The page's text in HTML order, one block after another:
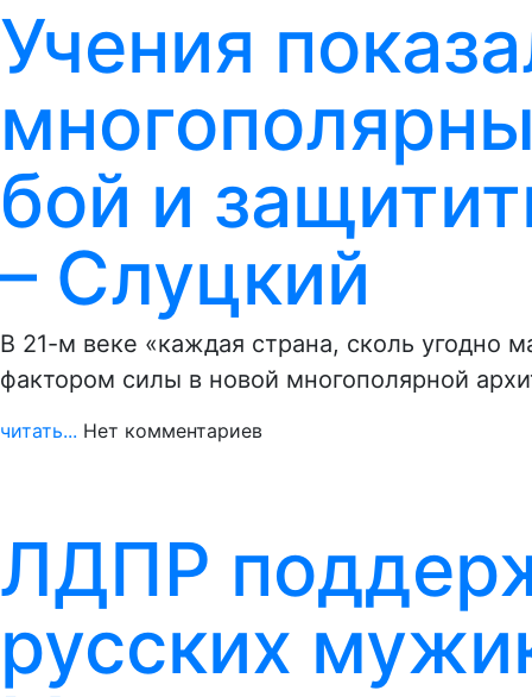
Учения
бой и
– Слуцкий
В 21-м веке «каждая страна, сколь угодно
фактором силы в новой многополярной
читать... Нет комментариев
ЛДПР
русских